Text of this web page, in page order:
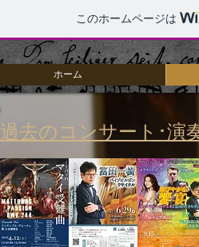
このホームページは
ホーム
過去のコンサート･演